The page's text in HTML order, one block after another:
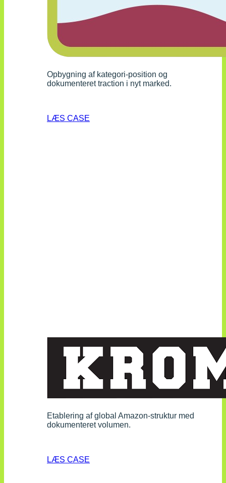
Opbygning af kategori-position og
dokumenteret traction i nyt marked.
LÆS CASE
Etablering af global Amazon-struktur med
dokumenteret volumen.
LÆS CASE